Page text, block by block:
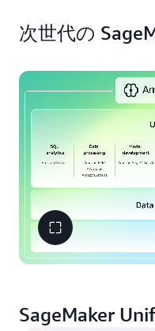
ルの構築とトレーニ
タパイプラインジョ
トレーニングしてデ
データ、モデル、生
分析および AI アー
共有することで、デ
できます。
ンを使用して、分析
性が得られます。レ
ツール全体に適用さ
を定義してデータを
り、運用データベー
ータをほぼリアルタ
ことができます。さ
タソース全体にわた
を使用して、その場
を実行できます。
みガバナンスにより
よる適切なデータ、
ァクトへのアクセス
す。Amazon
アクセス制御を備え
て、アクセスポリシ
ます。データ分類、
ある AI ポリシーによ
データ品質の監視と
の検出、データと
体で信頼が得られま
次世代の
SageMaker